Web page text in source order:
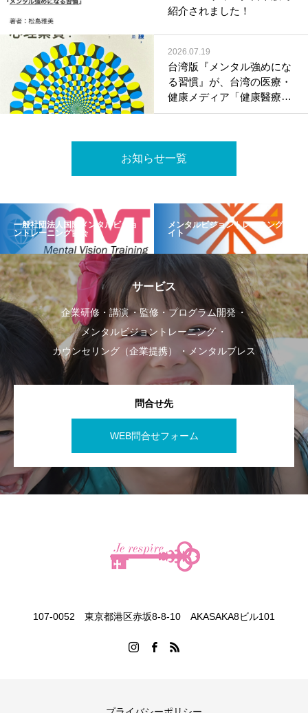
紹介されました！
2026.07.19
台湾版『メンタル強めにな
る習慣』が、台湾の医療・
健康メディア「健康醫療網
（HealthNews）」で紹介
お知らせ一覧
一般社団法人国際メンタルビジョ
ントレーニング協会
メンタルビジョントレーニングサ
イト
サービス
企業研修・講演
監修・プログラム開発
メンタルビジョントレーニング
カウンセリング（企業提携）
メンタルブレス
問合せ先
WEB問合せフォーム
107-0052 東京都港区赤坂8-8-10 AKASAKA8ビル101